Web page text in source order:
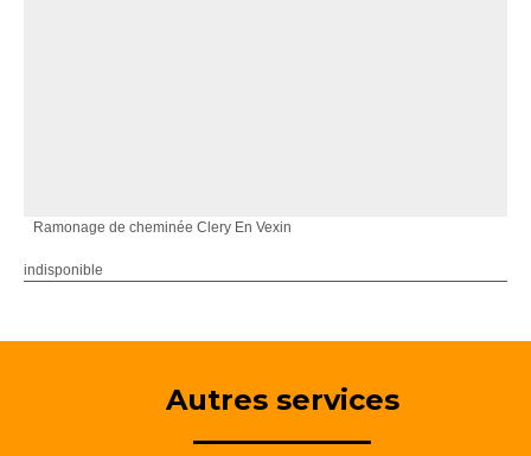
Ramonage de cheminée Clery En Vexin
indisponible
Autres services